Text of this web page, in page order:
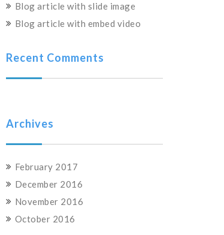
Blog article with slide image
Blog article with embed video
Recent Comments
Archives
February 2017
December 2016
November 2016
October 2016